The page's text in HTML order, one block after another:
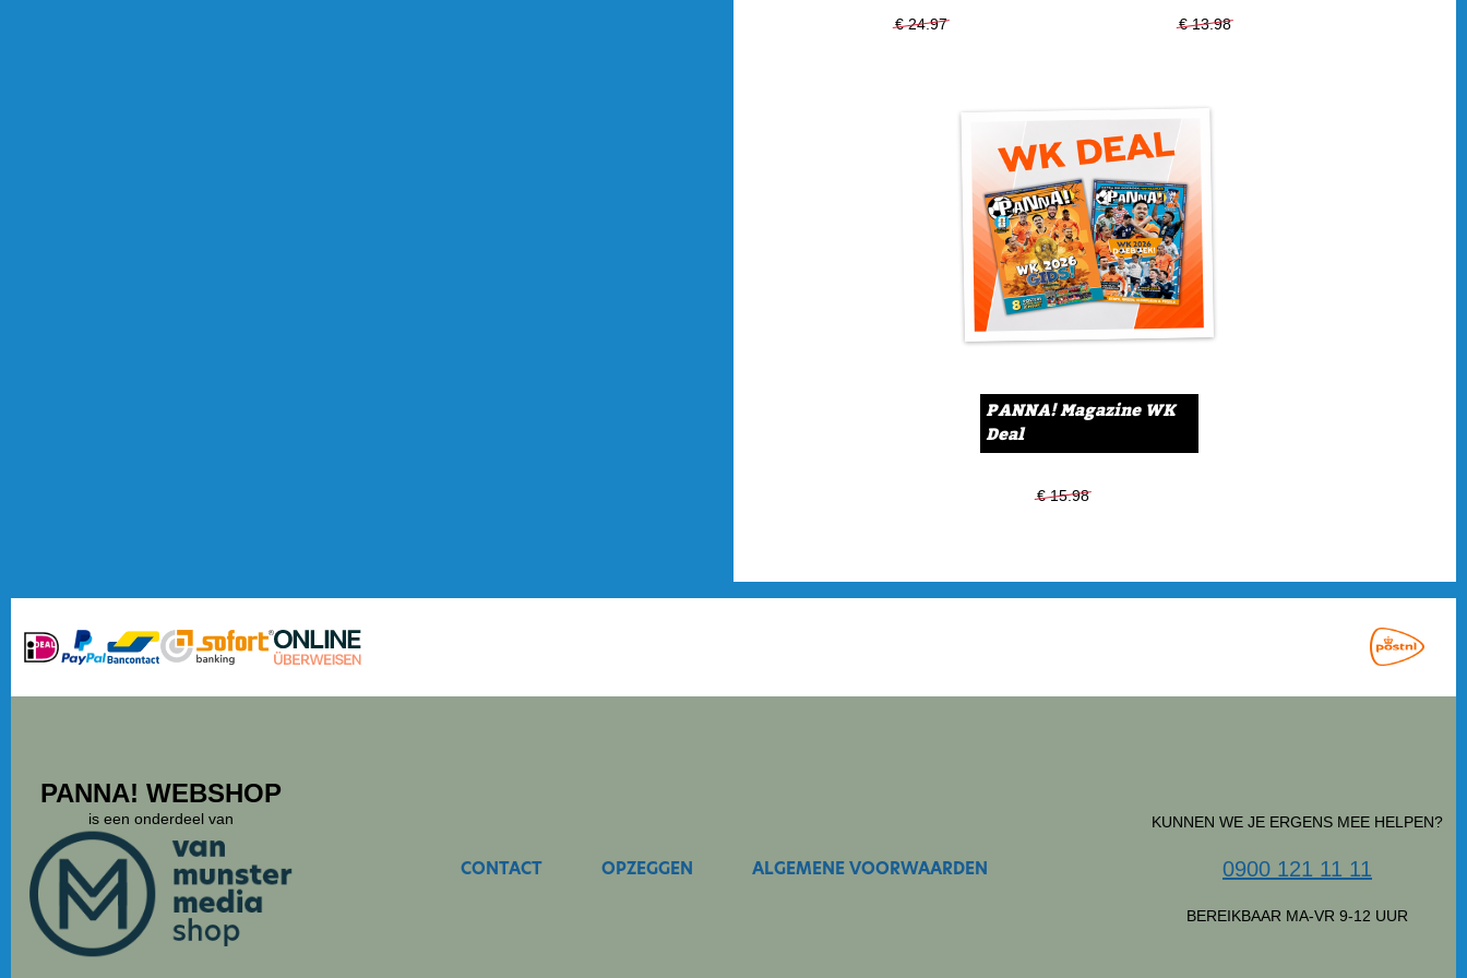
geven én scoren. Dani de Wit van AZ is zo'n alleskunner. Wij spraken de moderne
nummer 10 over aanvallende middenvelders, het moderne voetbal en hard werken
achterop een bollenrooimachine. "Super zwaar werk, maar ik vond het heerlijk."
PANNA! Sterrenteam Voetbalfabriek
In kaart: Gouden ballenbak
Lees meer
€ 24.97€ 18.49 € 13.98€ 11.99
PANNA! Magazine WK
Deal
€ 15.98€ 13.99
PANNA! WEBSHOP
is een onderdeel van
CONTACT OPZEGGEN ALGEMENE VOORWAARDEN
KUNNEN WE JE ERGENS MEE HELPEN?
0900 121 11 11
BEREIKBAAR MA-VR 9-12 UUR